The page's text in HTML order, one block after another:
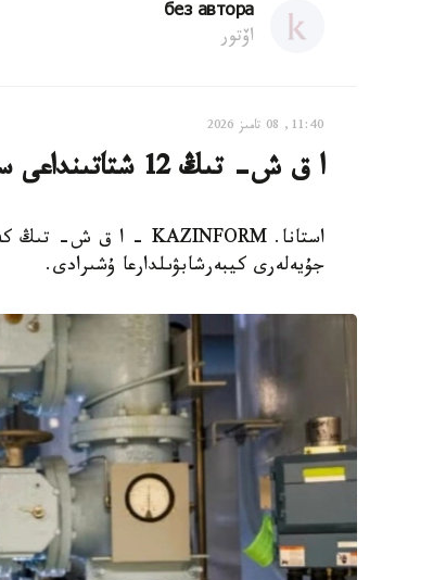
без автора
اۆتور
11:40, 08 تامىز 2026
ا ق ش- تىڭ 12 شتاتىنداعى سۋ جۇيەلەرى كيبەرشابۋىلعا ۇشىرادى
جۇيەلەرى كيبەرشابۋىلدارعا ۇشىرادى.